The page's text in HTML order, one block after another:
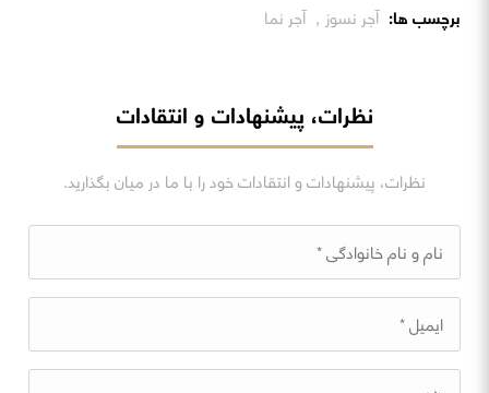
برچسب ها: آجر نسوز, آجر نما
نظرات، پیشنهادات و انتقادات
نظرات، پیشنهادات و انتقادات خود را با ما در میان بگذارید.